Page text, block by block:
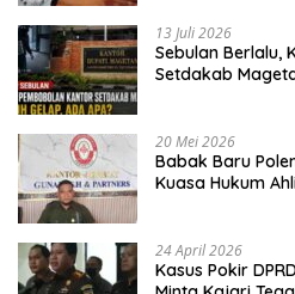
13 Juli 2026
Sebulan Berlalu,
Setdakab
20 Mei 2026
Babak Baru
Kuasa Hukum
24 April 2026
Kasus Pokir